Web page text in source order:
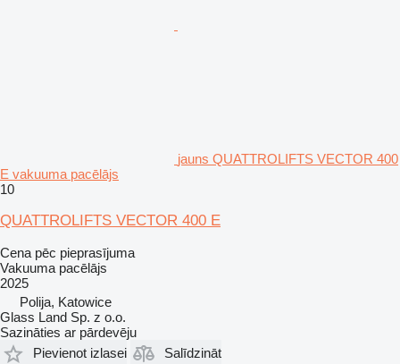
jauns QUATTROLIFTS VECTOR 400
E vakuuma pacēlājs
10
QUATTROLIFTS VECTOR 400 E
Cena pēc pieprasījuma
Vakuuma pacēlājs
2025
Polija, Katowice
Glass Land Sp. z o.o.
Sazināties ar pārdevēju
Pievienot izlasei
Salīdzināt